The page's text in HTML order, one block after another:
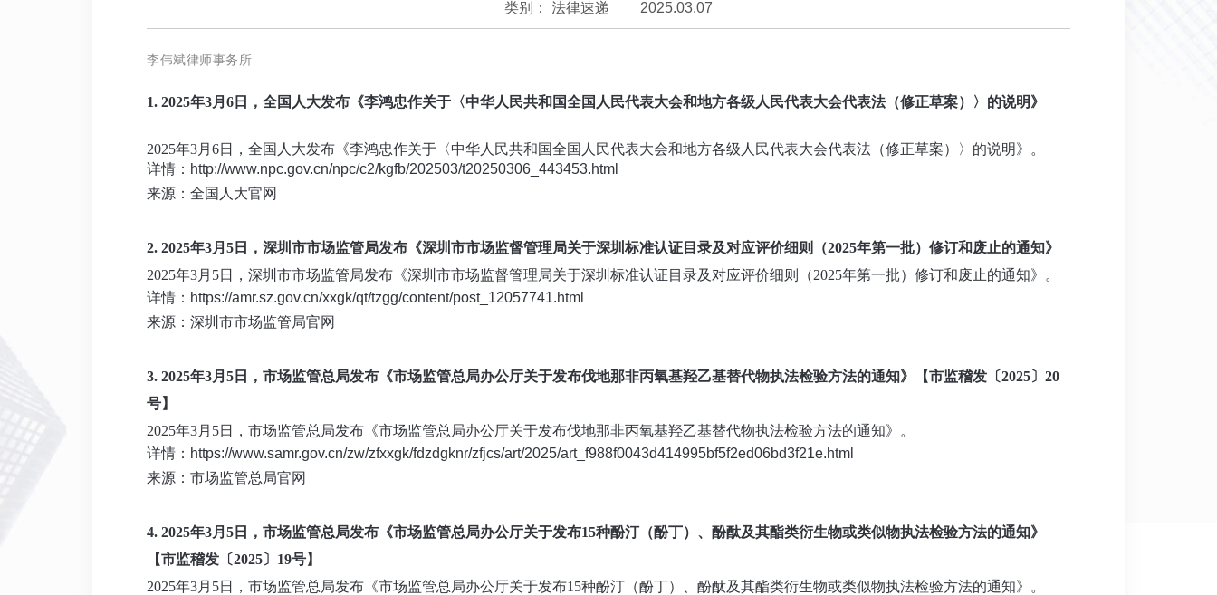
类别： 法律速递 2025.03.07
李伟斌律师事务所
1. 2025年3月6日，全国人大发布《李鸿忠作关于〈中华人民共和国全国人民代表大会和地方各级人民代表大会代表法（修正草案）〉的说明》
2025年3月6日，全国人大发布《李鸿忠作关于〈中华人民共和国全国人民代表大会和地方各级人民代表大会代表法（修正草案）〉的说明》。
详情： http://www.npc.gov.cn/npc/c2/kgfb/202503/t20250306_443453.html
来源：全国人大官网
2. 2025年3月5日，深圳市市场监管局发布《深圳市市场监督管理局关于深圳标准认证目录及对应评价细则（2025年第一批）修订和废止的通知》
2025年3月5日，深圳市市场监管局发布《深圳市市场监督管理局关于深圳标准认证目录及对应评价细则（2025年第一批）修订和废止的通知》。
详情： https://amr.sz.gov.cn/xxgk/qt/tzgg/content/post_12057741.html
来源：深圳市市场监管局官网
3. 2025年3月5日，市场监管总局发布《市场监管总局办公厅关于发布伐地那非丙氧基羟乙基替代物执法检验方法的通知》【市监稽发〔2025〕20
号】
2025年3月5日，市场监管总局发布《市场监管总局办公厅关于发布伐地那非丙氧基羟乙基替代物执法检验方法的通知》。
详情： https://www.samr.gov.cn/zw/zfxxgk/fdzdgknr/zfjcs/art/2025/art_f988f0043d414995bf5f2ed06bd3f21e.html
来源：市场监管总局官网
4. 2025年3月5日，市场监管总局发布《市场监管总局办公厅关于发布15种酚汀（酚丁）、酚酞及其酯类衍生物或类似物执法检验方法的通知》
【市监稽发〔2025〕19号】
2025年3月5日，市场监管总局发布《市场监管总局办公厅关于发布15种酚汀（酚丁）、酚酞及其酯类衍生物或类似物执法检验方法的通知》。